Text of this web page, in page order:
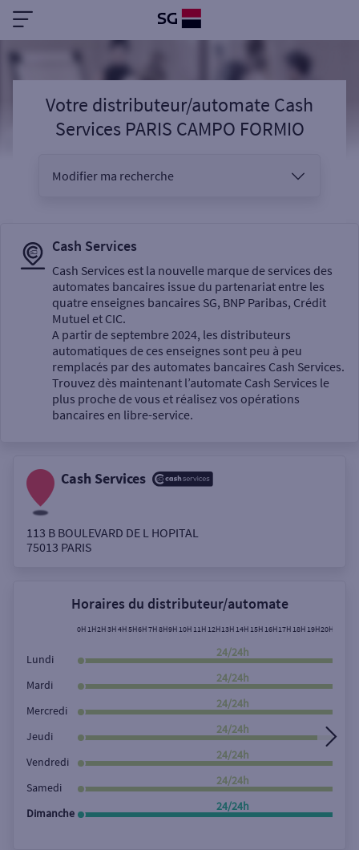
Votre distributeur/automate Cash
Services PARIS CAMPO FORMIO
Modifier ma recherche
Sélectionnez votre recherche
Un service
Autour de moi
Rue
Cash Services
Cash Services est la nouvelle marque de services des
automates bancaires issue du partenariat entre les
quatre enseignes bancaires SG, BNP Paribas, Crédit
Mutuel et CIC.
A partir de septembre 2024, les distributeurs
automatiques de ces enseignes sont peu à peu
remplacés par des automates bancaires Cash Services.
Trouvez dès maintenant l’automate Cash Services le
plus proche de vous et réalisez vos opérations
bancaires en libre-service.
Cash Services
113 B BOULEVARD DE L HOPITAL
75013 PARIS
Horaires du distributeur/automate
0H 1H2H3H4H5H6H7H8H9H 10H 11H 12H13H 14H 15H 16H17H 18H 19H20H
Lundi
24/24h
Mardi
24/24h
Mercredi
24/24h
Jeudi
24/24h
Vendredi
24/24h
Samedi
24/24h
Dimanche
24/24h